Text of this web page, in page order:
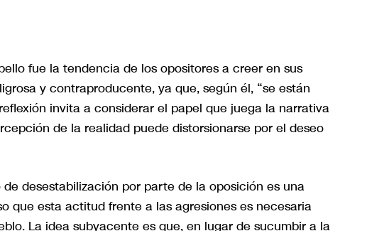
fue la tendencia de los opositores a creer en sus
y contraproducente, ya que, según él, “se están
invita a considerar el papel que juega la narrativa
de la realidad puede distorsionarse por el deseo
desestabilización por parte de la oposición es una
que esta actitud frente a las agresiones es necesaria
La idea subyacente es que, en lugar de sucumbir a la